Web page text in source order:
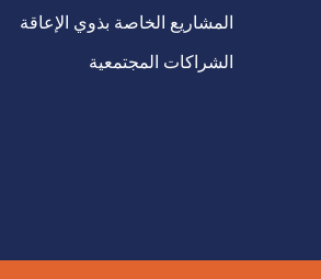
المشاريع الخاصة بذوي الإعاقة
الشراكات المجتمعية